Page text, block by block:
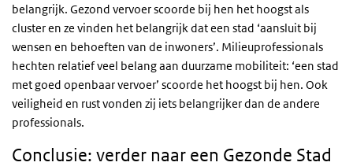
belangrijk. Gezond vervoer scoorde bij hen het hoogst als
cluster en ze vinden het belangrijk dat een stad ‘aansluit bij
wensen en behoeften van de inwoners’. Milieuprofessionals
hechten relatief veel belang aan duurzame mobiliteit: ‘een stad
met goed openbaar vervoer’ scoorde het hoogst bij hen. Ook
veiligheid en rust vonden zij iets belangrijker dan de andere
professionals.
Conclusie: verder naar een Gezonde Stad